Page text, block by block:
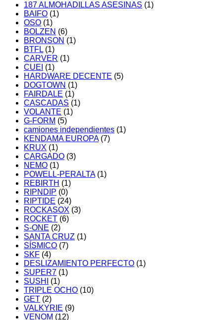
187 ALMOHADILLAS ASESINAS (1)
BAIFO (1)
OSO (1)
BOLZEN (6)
BRONSON (1)
BTFL (1)
CARVER (1)
CUEI (1)
HARDWARE DECENTE (5)
DOGTOWN (1)
FAIRDALE (1)
CASCADAS (1)
VOLANTE (1)
G-FORM (5)
camiones independientes (1)
KENDAMA EUROPA (7)
KRUX (1)
CARGADO (3)
NEMO (1)
POWELL-PERALTA (1)
REBIRTH (1)
RIPNDIP (0)
RIPTIDE (24)
ROCKASOX (3)
ROCKET (6)
S-ONE (2)
SANTA CRUZ (1)
SÍSMICO (7)
SKF (4)
DESLIZAMIENTO PERFECTO (1)
SUPER7 (1)
SUSHI
(1)
TRIPLE OCHO (10)
GET (2)
VALKYRIE (9)
VENOM (12)